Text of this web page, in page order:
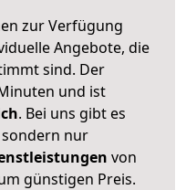
zur Verfügung
Angebote, die
sind. Der
und ist
. Bei uns gibt es
sondern nur
von
günstigen Preis.